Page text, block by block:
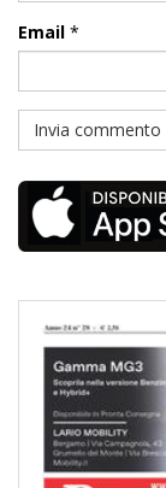
Email *